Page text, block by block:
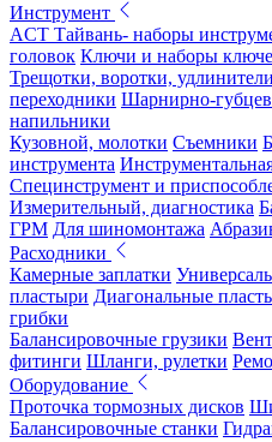
Инструмент
ACT Тайвань- наборы
головок Ключи и наборы
Трещотки, воротки, удлинители
переходники Шарнирно-
напильники
Кузовной, молотки Съемники
инструмента
Специнструмент и
Измерительный, диагностика
ГРМ Для шиномонтажа
Расходники
Камерные заплатки
пластыри Диагональные
грибки
Балансировочные грузики
фитинги Шланги, рулетки
Оборудование
Проточка тормозных дисков
Балансировочные станки